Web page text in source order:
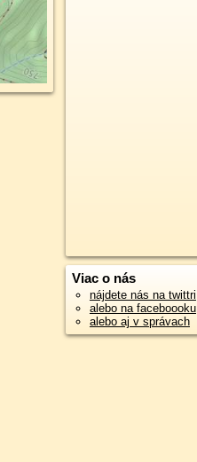
Viac o nás
nájdete nás na twittri
alebo na faceboooku
alebo aj v správach